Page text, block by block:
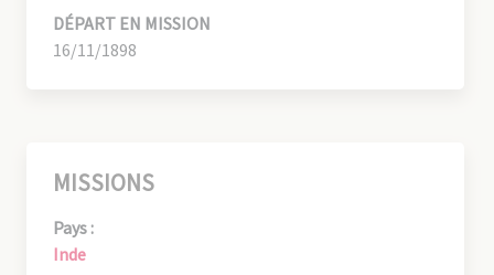
DÉPART EN MISSION
16/11/1898
MISSIONS
Pays :
Inde